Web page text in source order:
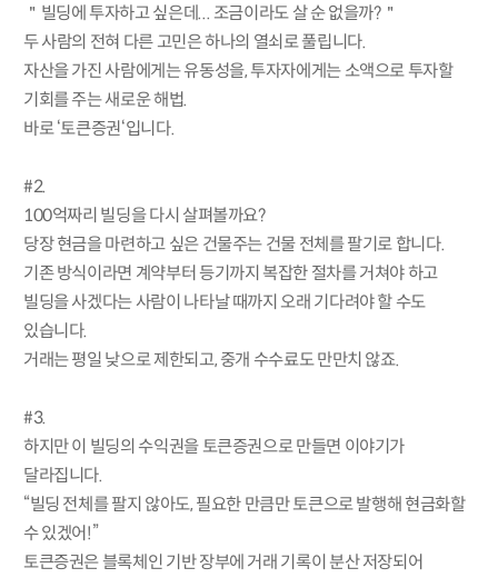
＂빌딩에 투자하고 싶은데... 조금이라도 살 순 없을까?＂
두 사람의 전혀 다른 고민은 하나의 열쇠로 풀립니다.
자산을 가진 사람에게는 유동성을, 투자자에게는 소액으로 투자할
기회를 주는 새로운 해법.
바로 ‘토큰증권‘입니다.
#2.
100억짜리 빌딩을 다시 살펴볼까요?
당장 현금을 마련하고 싶은 건물주는 건물 전체를 팔기로 합니다.
기존 방식이라면 계약부터 등기까지 복잡한 절차를 거쳐야 하고
빌딩을 사겠다는 사람이 나타날 때까지 오래 기다려야 할 수도
있습니다.
거래는 평일 낮으로 제한되고, 중개 수수료도 만만치 않죠.
#3.
하지만 이 빌딩의 수익권을 토큰증권으로 만들면 이야기가
달라집니다.
“빌딩 전체를 팔지 않아도, 필요한 만큼만 토큰으로 발행해 현금화할
수 있겠어!”
토큰증권은 블록체인 기반 장부에 거래 기록이 분산 저장되어